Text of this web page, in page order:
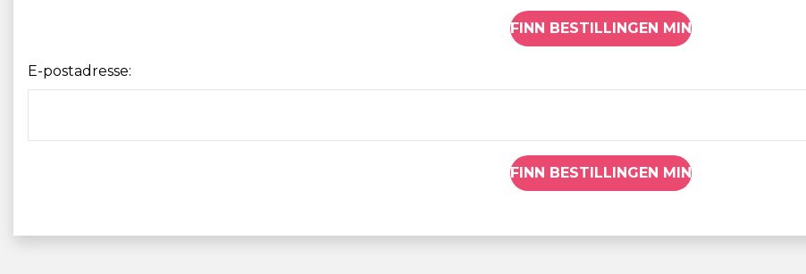
FINN BESTILLINGEN MIN
E-postadresse:
FINN BESTILLINGEN MIN